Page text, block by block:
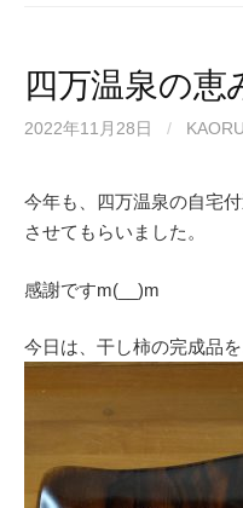
四万温泉の恵
2022年11月28日 /
今年も、四万温泉の自宅
させてもらいました。
感謝ですm(__)m
今日は、干し柿の完成品